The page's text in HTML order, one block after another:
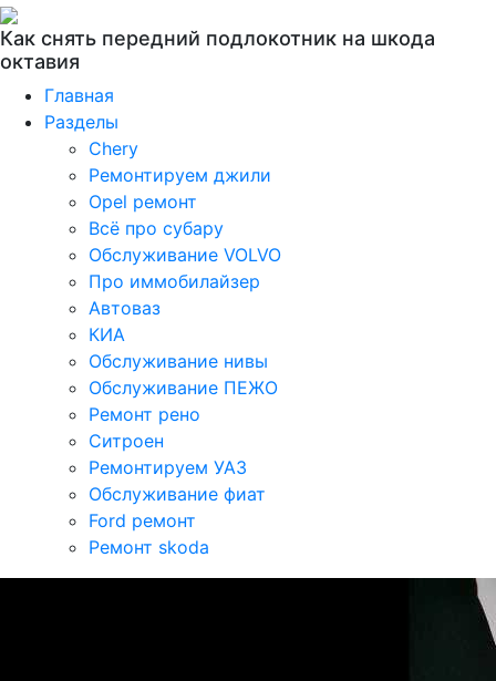
Как снять передний подлокотник на шкода
октавия
Главная
Разделы
Chery
Ремонтируем джили
Opel ремонт
Всё про субару
Обслуживание VOLVO
Про иммобилайзер
Автоваз
КИА
Обслуживание нивы
Обслуживание ПЕЖО
Ремонт рено
Ситроен
Ремонтируем УАЗ
Обслуживание фиат
Ford ремонт
Ремонт skoda